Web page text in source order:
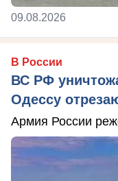
09.08.2026
В России
ВС РФ
Одессу
Армия России